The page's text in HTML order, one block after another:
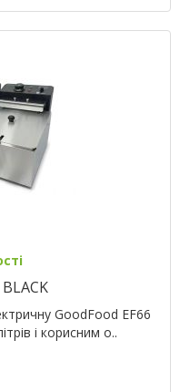
GoodFood EF66
і корисним о..